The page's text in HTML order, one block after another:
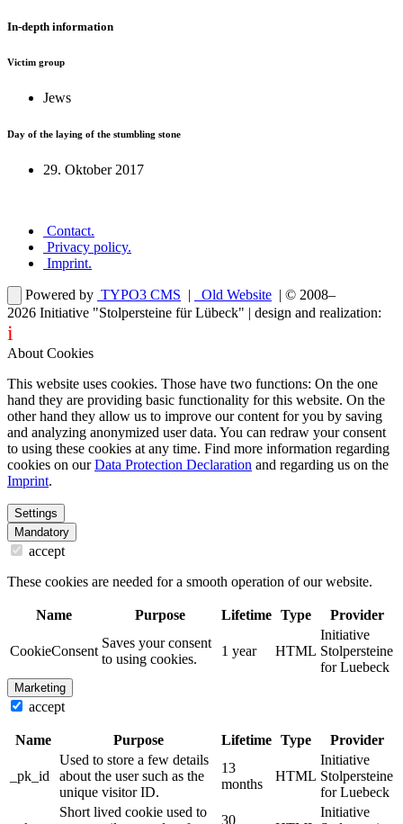
In-depth information
Victim group
Jews
Day of the laying of the stumbling stone
29. Oktober 2017
Contact.
Privacy policy.
Imprint.
Powered by TYPO3 CMS | Old Website | © 2008–
2026 Initiative "Stolpersteine für Lübeck" | design and realization:
i
About Cookies
This website uses cookies. Those have two functions: On the one
hand they are providing basic functionality for this website. On the
other hand they allow us to improve our content for you by saving
and analyzing anonymized user data. You can redraw your consent
to using these cookies at any time. Find more information regarding
cookies on ourData Protection Declaration and regarding us on the
Imprint.
Settings
Mandatory
accept
These cookies are needed for a smooth operation of our website.
Name Purpose Lifetime Type Provider
CookieConsent
Saves your consent
to using cookies.
1 year HTML
Initiative
Stolpersteine
for Luebeck
Marketing
accept
Name Purpose Lifetime Type Provider
_pk_id
Used to store a few details
about the user such as the
unique visitor ID.
13
months
HTML
Initiative
Stolpersteine
for Luebeck
Short lived cookie used to
30
Initiative